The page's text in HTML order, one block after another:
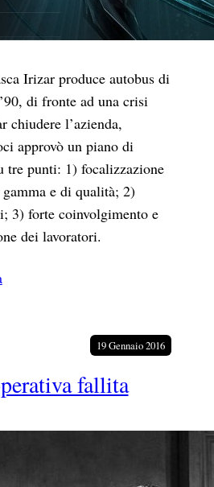
Irizar produce autobus di
di fronte ad una crisi
chiudere l’azienda,
approvò un piano di
tre punti: 1) focalizzazione
e di qualità; 2)
3) forte coinvolgimento e
dei lavoratori.
19 Gennaio 2016
fallita